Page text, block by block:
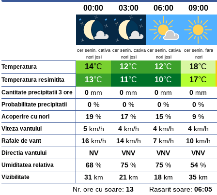
00:00 03:00 06:00 09:00
cer senin, cativa
nori josi
cer senin, cativa
nori josi
cer senin, cativa
nori josi
cer senin, fara
nori
Temperatura 14°C 12°C 12°C 18°C
Temperatura resimitita 13°C 11°C 10°C 17°C
Cantitate precipitatii 3 ore 0 mm 0 mm 0 mm 0 mm
Probabilitate precipitatii 0 % 0 % 0 % 0 %
Acoperire cu nori 19 % 17 % 15 % 9 %
Viteza vantului 5km/h 4km/h 4km/h 4km/h
Rafale de vant 16km/h 14km/h 7km/h 10km/h
Directia vantului NV VNV VNV VNV
Umiditatea relativa 68 % 75 % 75 % 54 %
Vizibilitate 31km 21km 18km 35km
Nr. ore cu soare: 13Rasarit soare: 06:05